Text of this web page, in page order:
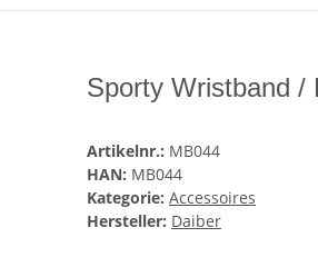
Sporty Wristband /
Artikelnr.: MB044
HAN: MB044
Kategorie: Accessoires
Hersteller: Daiber